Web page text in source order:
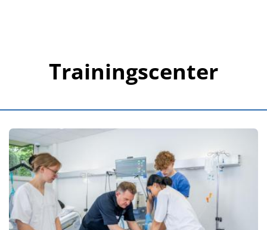
Trainingscenter